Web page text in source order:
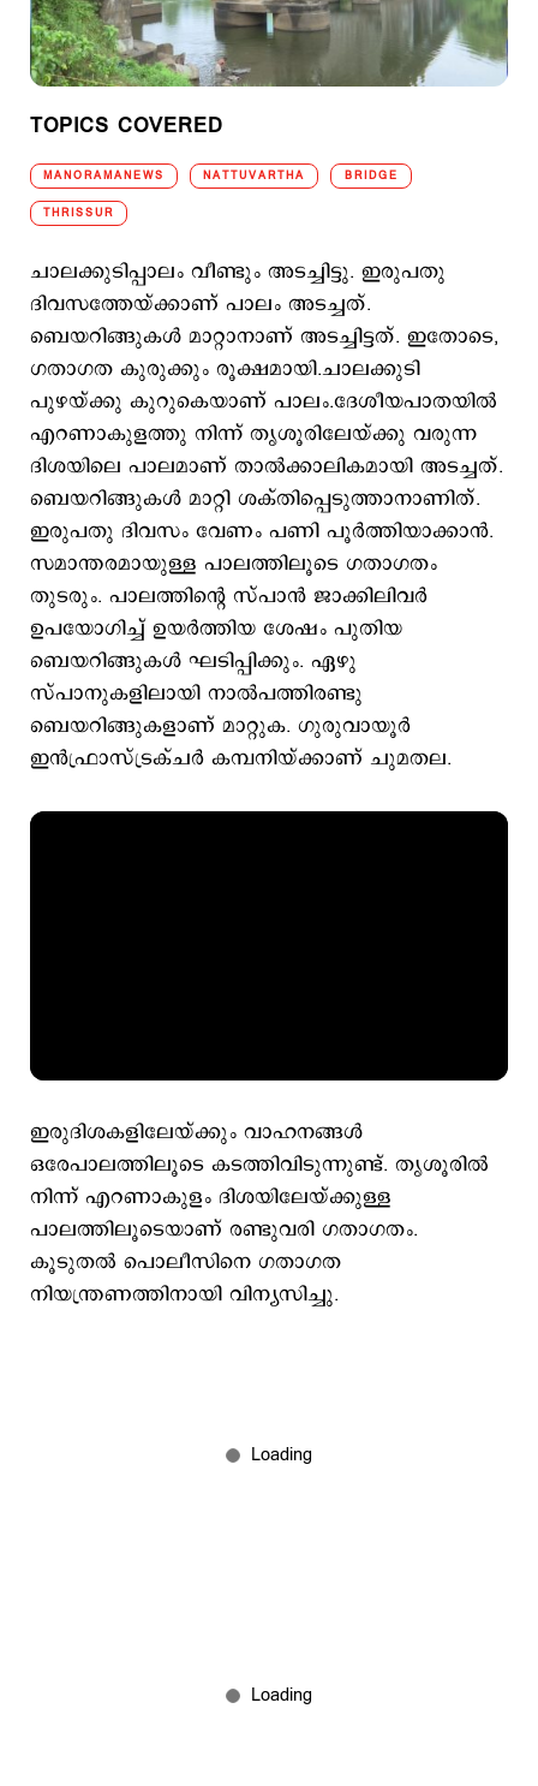
TOPICS COVERED
MANORAMANEWS NATTUVARTHA BRIDGE
THRISSUR
ചാലക്കുടിപ്പാലം വീണ്ടും അടച്ചിട്ടു. ഇരുപതു
ദിവസത്തേയ്ക്കാണ് പാലം അടച്ചത്.
ബെയറിങ്ങുകള്‍ മാറ്റാനാണ് അടച്ചിട്ടത്. ഇതോടെ,
ഗതാഗത കുരുക്കും രൂക്ഷമായി.ചാലക്കുടി
പുഴയ്ക്കു കുറുകെയാണ് പാലം.ദേശീയപാതയില്‍
എറണാകുളത്തു നിന്ന് തൃശൂരിലേയ്ക്കു വരുന്ന
ദിശയിലെ പാലമാണ് താല്‍ക്കാലികമായി അടച്ചത്.
ബെയറിങ്ങുകള്‍ മാറ്റി ശക്തിപ്പെടുത്താനാണിത്.
ഇരുപതു ദിവസം വേണം പണി പൂര്‍ത്തിയാക്കാന്‍.
സമാന്തരമായുള്ള പാലത്തിലൂടെ ഗതാഗതം
തുടരും. പാലത്തിന്‍റെ സ്പാന്‍ ജാക്കിലിവര്‍
ഉപയോഗിച്ച് ഉയര്‍ത്തിയ ശേഷം പുതിയ
ബെയറിങ്ങുകള്‍ ഘടിപ്പിക്കും. ഏഴു
സ്പാനുകളിലായി നാല്‍പത്തിരണ്ടു
ബെയറിങ്ങുകളാണ് മാറ്റുക. ഗുരുവായൂര്‍
ഇന്‍ഫ്രാസ്ട്രക്ചര്‍ കമ്പനിയ്ക്കാണ് ചുമതല.
ഇരുദിശകളിലേയ്ക്കും വാഹനങ്ങള്‍
ഒരേപാലത്തിലൂടെ കടത്തിവിടുന്നുണ്ട്. തൃശൂരില്‍
നിന്ന് എറണാകുളം ദിശയിലേയ്ക്കുള്ള
പാലത്തിലൂടെയാണ് രണ്ടുവരി ഗതാഗതം.
കൂടുതല്‍ പൊലീസിനെ ഗതാഗത
നിയന്ത്രണത്തിനായി വിന്യസിച്ചു.